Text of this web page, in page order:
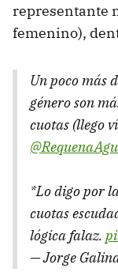
representante
femenino),
Un poco más
género son
cuotas (llego
*Lo digo por
cuotas
lógica falaz.
— Jorge